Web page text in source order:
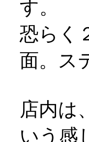
す。
恐らく
面。ス
店内は
いう感